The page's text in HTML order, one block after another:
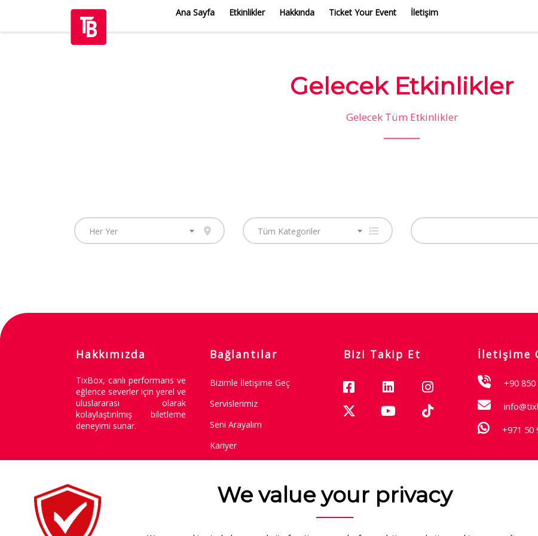
Ana Sayfa Etkinlikler Hakkında Ticket Your Event İletişim
Gelecek Etkinlikler
Gelecek Tüm Etkinlikler
Her Yer Tüm Kategoriler
Hakkımızda
TixBox, canlı performans ve
eğlence severler için yerel ve
uluslararası olarak
kolaylaştırılmış biletleme
deneyimi sunar.
Bağlantılar
Bizimle İletişime Geç
Servislerimiz
Seni Arayalım
Kariyer
Bizi Takip Et İletişime
+90 850
+971 50
Copyright © 2014-2026
We value your privacy